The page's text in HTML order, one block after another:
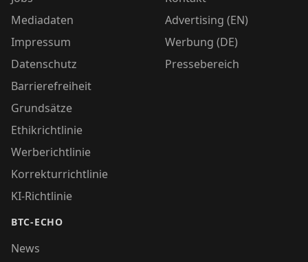
Mediadaten
Impressum
Datenschutz
Barrierefreiheit
Grundsätze
Ethikrichtlinie
Werberichtlinie
Korrekturrichtlinie
KI-Richtlinie
BTC-ECHO
News
Advertising (EN)
Werbung (DE)
Pressebereich